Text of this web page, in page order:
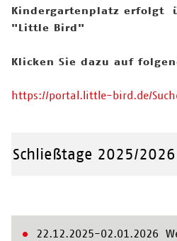
Kindergartenplatz erfolgt
"Little Bird"
Klicken Sie dazu auf
https://portal.little-bird.de/
Schließtage 2025/2026
22.12.2025-02.01.2026